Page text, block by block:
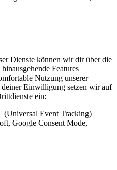
Dienste können wir dir über die
Features
Nutzung unserer
Einwilligung setzen wir auf
ein:
(Universal Event Tracking)
Google Consent Mode,